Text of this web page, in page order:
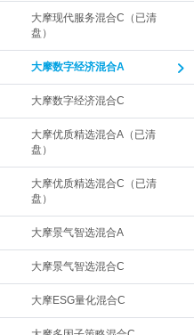
大摩现代服务混合C（已清
盘）
大摩数字经济混合A
大摩数字经济混合C
大摩优质精选混合A（已清
盘）
大摩优质精选混合C（已清
盘）
大摩景气智选混合A
大摩景气智选混合C
大摩ESG量化混合C